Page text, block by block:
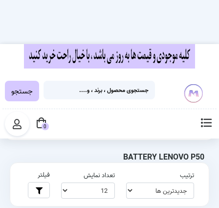
خانه
BATTERY LENOVO P50
ترتیب تعداد نمایش فیلتر
جستجو
0